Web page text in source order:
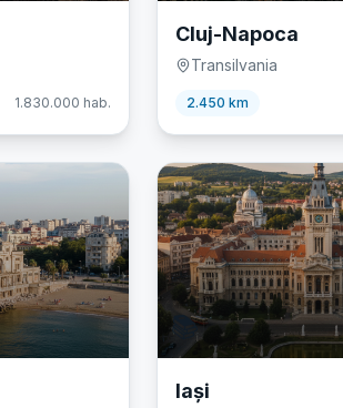
1.830.000 hab.
Cluj-Napoca
Transilvania
2.450 km
📚
Iași